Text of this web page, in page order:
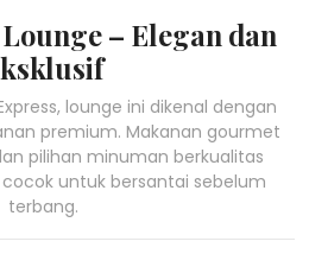
– Elegan dan
lounge ini dikenal dengan
premium. Makanan gourmet
pilihan minuman berkualitas
untuk bersantai sebelum
terbang.